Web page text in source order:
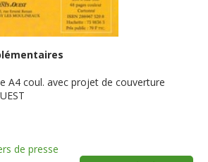
A4 coul. avec projet de couverture
de presse